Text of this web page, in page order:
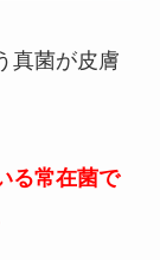
真菌が皮膚
る常在菌で